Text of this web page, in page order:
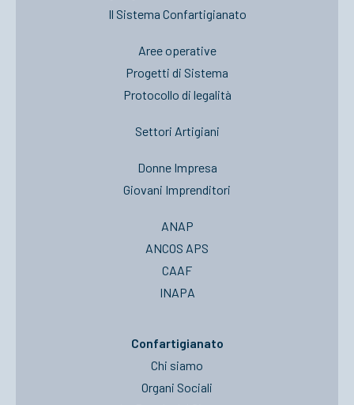
Il Sistema Confartigianato
Aree operative
Progetti di Sistema
Protocollo di legalità
Settori Artigiani
Donne Impresa
Giovani Imprenditori
ANAP
ANCOS APS
CAAF
INAPA
Confartigianato
Chi siamo
Organi Sociali